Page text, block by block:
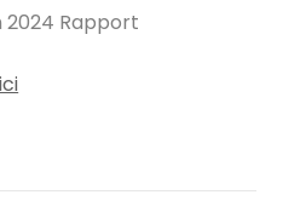
2024 Rapport